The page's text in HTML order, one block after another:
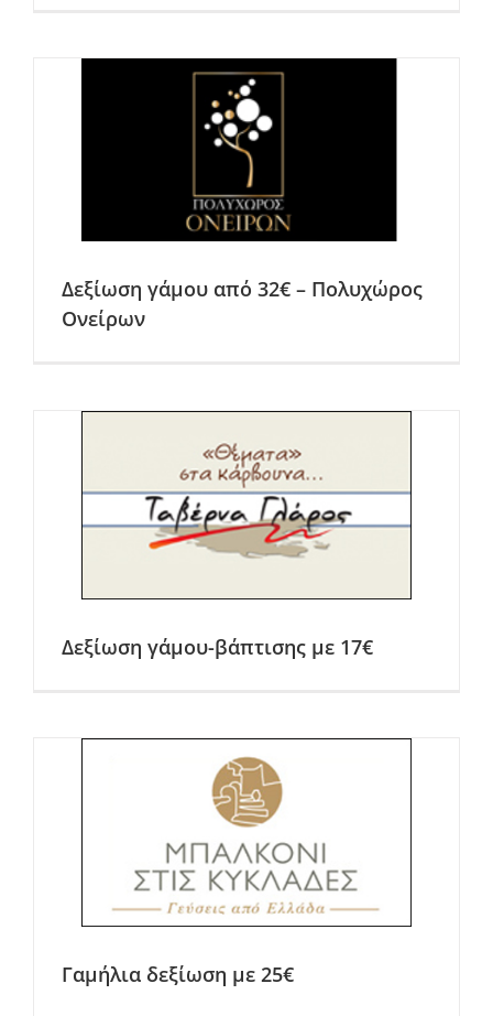
Δεξίωση γάμου από 32€ – Πολυχώρος
Ονείρων
Δεξίωση γάμου-βάπτισης με 17€
Γαμήλια δεξίωση με 25€